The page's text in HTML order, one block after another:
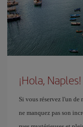
¡Hola, Naples!
Si vous réservez l'un de
ne manquez pas son